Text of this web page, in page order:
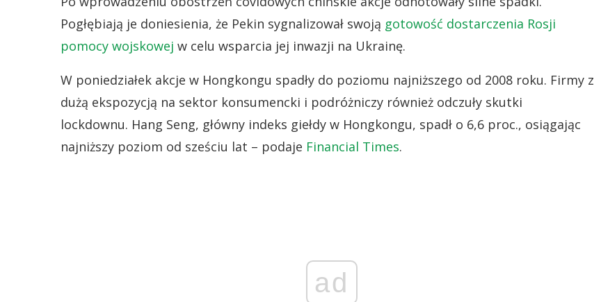
Pogłębiają je doniesienia, że Pekin sygnalizował swoją gotowość dostarczenia Rosji
pomocy wojskowej w celu wsparcia jej inwazji na Ukrainę.
W poniedziałek akcje w Hongkongu spadły do poziomu najniższego od 2008 roku. Firmy z
dużą ekspozycją na sektor konsumencki i podróżniczy również odczuły skutki
lockdownu. Hang Seng, główny indeks giełdy w Hongkongu, spadł o 6,6 proc., osiągając
najniższy poziom od sześciu lat – podaje Financial Times.
ad